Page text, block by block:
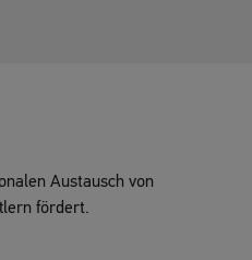
Austausch von
fördert.